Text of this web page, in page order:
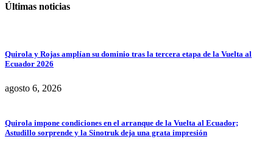
Últimas noticias
Quirola y Rojas amplían su dominio tras la tercera etapa de la Vuelta al
Ecuador 2026
agosto 6, 2026
Quirola impone condiciones en el arranque de la Vuelta al Ecuador;
Astudillo sorprende y la Sinotruk deja una grata impresión